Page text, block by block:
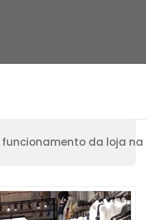
funcionamento da loja